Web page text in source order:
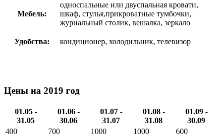
Мебель:
односпальные или двуспальная кровати,
шкаф, стулья,прикроватные тумбочки,
журнальный столик, вешалка, зеркало
Удобства: кондиционер, холодильник, телевизор
Цены на 2019 год
01.05 -
31.05
01.06 -
30.06
01.07 -
31.07
01.08 -
31.08
01.09 -
30.09
400
700 1000 1000 600